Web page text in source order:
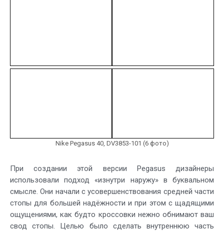
Nike Pegasus 40, DV3853-101 (6 фото)
При создании этой версии Pegasus дизайнеры
использовали подход «изнутри наружу» в буквальном
смысле. Они начали с усовершенствования средней части
стопы для большей надёжности и при этом с щадящими
ощущениями, как будто кроссовки нежно обнимают ваш
свод стопы. Целью было сделать внутреннюю часть